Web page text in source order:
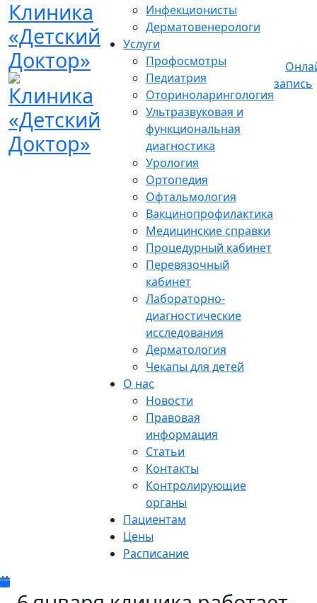
Инфекционисты
Дерматовенерологи
Услуги
Профосмотры
Педиатрия
Оториноларингология
Ультразвуковая и
функциональная
диагностика
Урология
Ортопедия
Офтальмология
Вакцинопрофилактика
Медицинские справки
Процедурный кабинет
Перевязочный
кабинет
Лабораторно-
диагностические
исследования
Дерматология
Чекапы для детей
О нас
Новости
Правовая
информация
Статьи
Контакты
Контролирующие
органы
Пациентам
Цены
Расписание
запись